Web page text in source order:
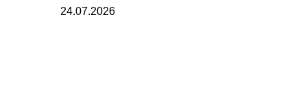
24.07.2026